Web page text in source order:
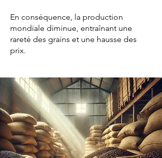
En conséquence, la production
mondiale diminue, entraînant une
rareté des grains et une hausse des
prix.